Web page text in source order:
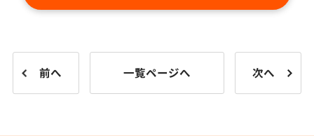
前へ 一覧ページへ 次へ